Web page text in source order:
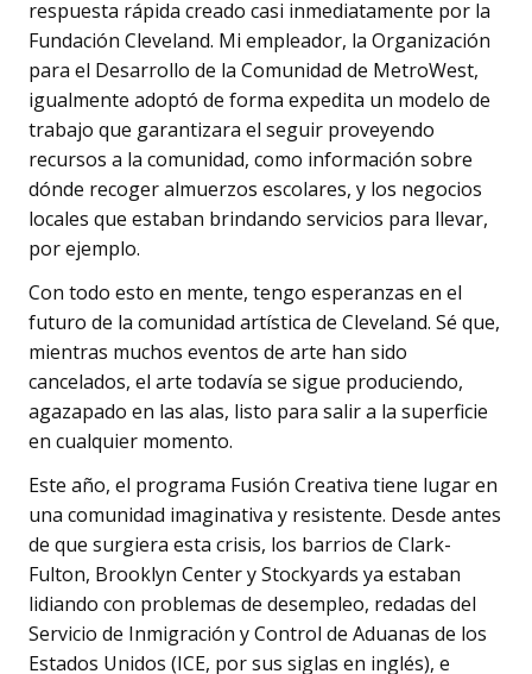
respuesta rápida creado casi inmediatamente por la
Fundación Cleveland. Mi empleador, la Organización
para el Desarrollo de la Comunidad de MetroWest,
igualmente adoptó de forma expedita un modelo de
trabajo que garantizara el seguir proveyendo
recursos a la comunidad, como información sobre
dónde recoger almuerzos escolares, y los negocios
locales que estaban brindando servicios para llevar,
por ejemplo.
Con todo esto en mente, tengo esperanzas en el
futuro de la comunidad artística de Cleveland. Sé que,
mientras muchos eventos de arte han sido
cancelados, el arte todavía se sigue produciendo,
agazapado en las alas, listo para salir a la superficie
en cualquier momento.
Este año, el programa Fusión Creativa tiene lugar en
una comunidad imaginativa y resistente. Desde antes
de que surgiera esta crisis, los barrios de Clark-
Fulton, Brooklyn Center y Stockyards ya estaban
lidiando con problemas de desempleo, redadas del
Servicio de Inmigración y Control de Aduanas de los
Estados Unidos (ICE, por sus siglas en inglés), e